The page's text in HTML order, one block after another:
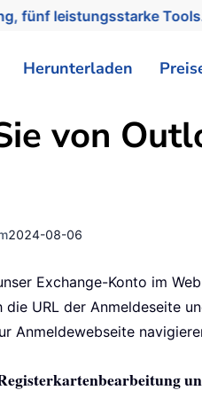
fünf leistungsstarke
Herunterladen
von
2024-08-06
Exchange-Konto im
URL der Anmeldeseite
Anmeldewebseite